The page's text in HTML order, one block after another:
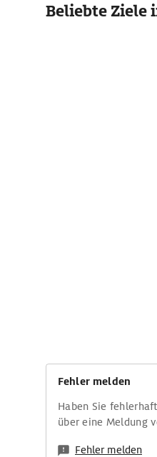
Beliebte Ziele
Fehler melden
Haben Sie
über eine Meldung
Fehler melden